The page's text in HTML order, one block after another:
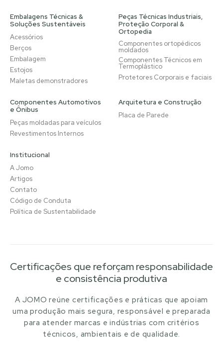
Embalagens Técnicas &
Soluções Sustentáveis
Acessórios
Berços
Embalagem
Estojos
Maletas demonstradores
Peças Técnicas Industriais,
Proteção Corporal &
Ortopedia
Componentes ortopédicos
moldados
Componentes Técnicos em
Termoplástico
Protetores Corporais e faciais
Componentes Automotivos
e Ônibus
Peças moldadas para veículos
Revestimentos Internos
Arquitetura e Construção
Placa de Parede
Institucional
A Jomo
Artigos
Contato
Código de Conduta
Política de Sustentabilidade
Certificações que reforçam responsabilidade
e consistência produtiva
A JOMO reúne certificações e práticas que apoiam
uma produção mais segura, responsável e preparada
para atender marcas e indústrias com critérios
técnicos, ambientais e de qualidade.